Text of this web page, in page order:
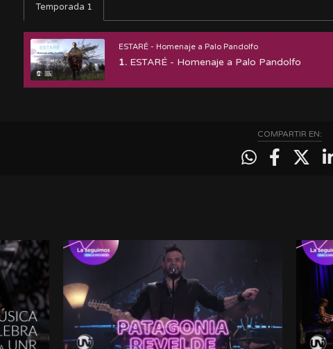
Temporada 1
ESTARÉ - Homenaje a Palo Pandolfo
1. ESTARÉ - Homenaje a Palo Pandolfo
COMPARTIR EN: